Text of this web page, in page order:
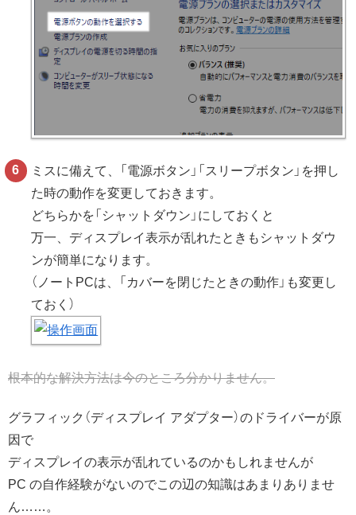
ミスに備えて、「電源ボタン」「スリープボタン」を押し
た時の動作を変更しておきます。
どちらかを「シャットダウン」にしておくと
万一、ディスプレイ表示が乱れたときもシャットダウ
ンが簡単になります。
（ノートPCは、「カバーを閉じたときの動作」も変更し
ておく）
根本的な解決方法は今のところ分かりません。
グラフィック（ディスプレイ アダプター）のドライバーが原
因で
ディスプレイの表示が乱れているのかもしれませんが
PC の自作経験がないのでこの辺の知識はあまりありませ
ん……。